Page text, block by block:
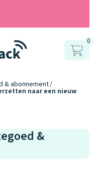
0
& abonnement
naar een nieuw
&